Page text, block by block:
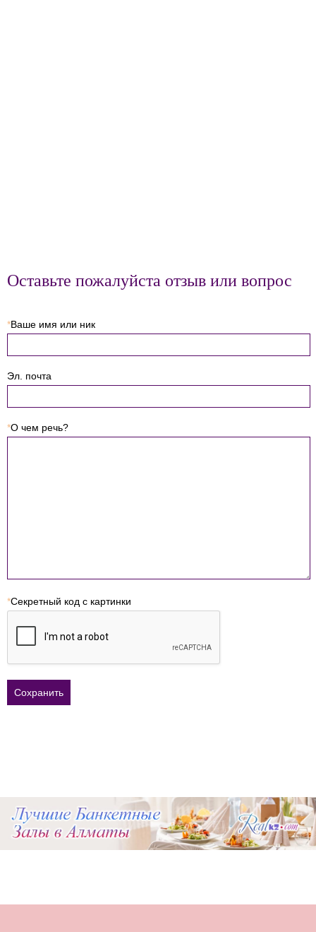
Оставьте пожалуйста отзыв или вопрос
*Ваше имя или ник
Эл. почта
*О чем речь?
*Секретный код с картинки